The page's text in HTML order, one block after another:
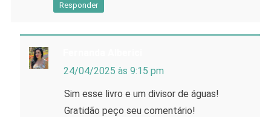
Responder
24/04/2025 às 9:15 pm
Sim esse livro e um divisor de águas!
Gratidão peço seu comentário!